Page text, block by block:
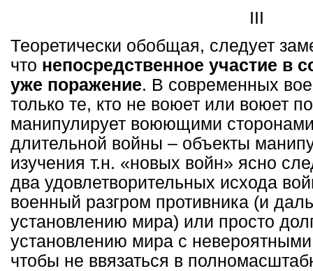
III
Теоретически обобщая, следует
что непосредственное участие в
уже поражение. В современных
только те, кто не воюет или воюет
манипулирует воюющими
длительной войны – объекты
изучения т.н. «новых войн» ясно
два удовлетворительных исхода
военный разгром противника (и
установлению мира) или просто
установлению мира с
чтобы не ввязаться в